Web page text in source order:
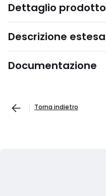
Dettaglio prodotto
Descrizione estesa
Documentazione
Torna indietro